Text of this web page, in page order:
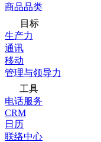
商品品类
目标
生产力
通讯
移动
管理与领导力
工具
电话服务
CRM
日历
联络中心